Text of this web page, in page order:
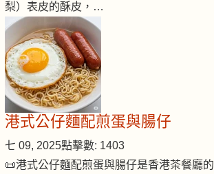
梨）表皮的酥皮，…
港式公仔麵配煎蛋與腸仔
七 09, 2025點擊數: 1403
📜港式公仔麵配煎蛋與腸仔是香港茶餐廳